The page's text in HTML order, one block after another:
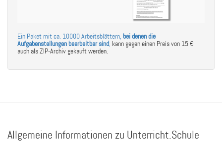
Ein Paket mit ca. 10000 Arbeitsblättern, bei denen die
Aufgabenstellungen bearbeitbar sind, kann gegen einen Preis von 15 €
auch als ZIP-Archiv gekauft werden.
Allgemeine Informationen zu Unterricht.Schule